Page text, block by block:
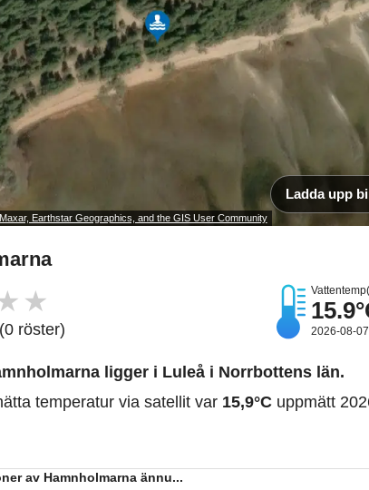
Earthstar Geographics, and the GIS User Community
Ladda upp
★
röster) 2026-08-07
ligger i Luleå i Norrbottens län.
temperatur via satellit var 15,9°C uppmätt
av Hamnholmarna ännu...